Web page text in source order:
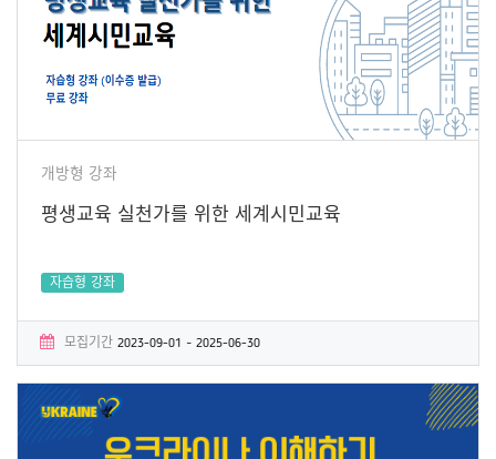
개방형 강좌
평생교육 실천가를 위한 세계시민교육
자습형 강좌
모집기간 2023-09-01 ~ 2025-06-30
학습기간2023-09-01 ~ 2025-06-30 수료증Yes